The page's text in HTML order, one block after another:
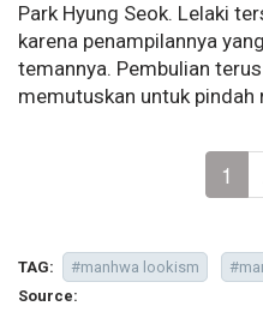
Park Hyung Seok. Lelaki
karena penampilannya
temannya. Pembulian
memutuskan untuk pindah
1
TAG:
#manhwa lookism
Source: